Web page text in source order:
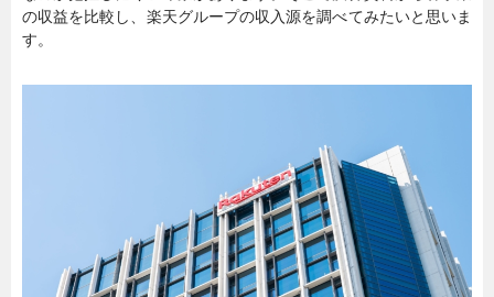
の収益を比較し、楽天グループの収入源を調べてみたいと思いま
す。